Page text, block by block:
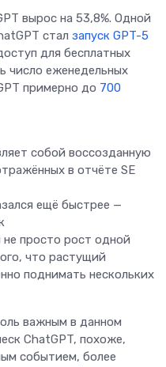
вырос на 53,8%. Одной
стал запуск GPT-5
для бесплатных
число еженедельных
примерно до 700
собой воссозданную
в отчёте SE
ещё быстрее —
просто рост одной
что растущий
поднимать нескольких
важным в данном
ChatGPT, похоже,
событием, более